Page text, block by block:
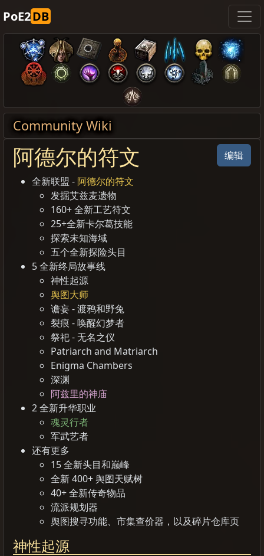
PoE2DB
Community Wiki
编辑
阿德尔的符文
全新联盟 - 阿德尔的符文
发掘艾兹麦遗物
160+ 全新工艺符文
25+全新卡尔葛技能
探索未知海域
五个全新探险头目
5 全新终局故事线
神性起源
舆图大师
谵妄 - 渡鸦和野兔
裂痕 - 唤醒幻梦者
祭祀 - 无名之仪
Patriarch and Matriarch
Enigma Chambers
深渊
阿兹里的神庙
2 全新升华职业
魂灵行者
军武艺者
还有更多
15 全新头目和巅峰
全新 400+ 舆图天赋树
40+ 全新传奇物品
流派规划器
舆图搜寻功能、市集查价器，以及碎片仓库页
神性起源